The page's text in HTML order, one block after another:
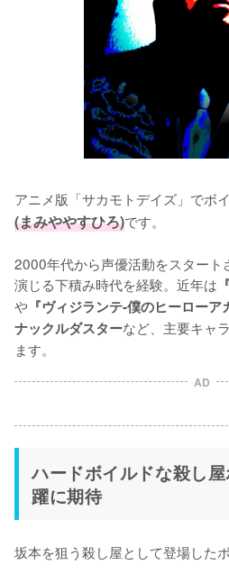
アニメ版「サカモトデイズ」でボ
(まみややすひろ)です。
2000年代から声優活動をスタート
演じる下積み時代を経験。近年は
や 『ヴィジランテ-僕のヒーロー
ナックルダスターなど、主要キャ
ます。
AD
ハードボイルドな殺し
躍に期待
坂本を狙う殺し屋として登場したボ